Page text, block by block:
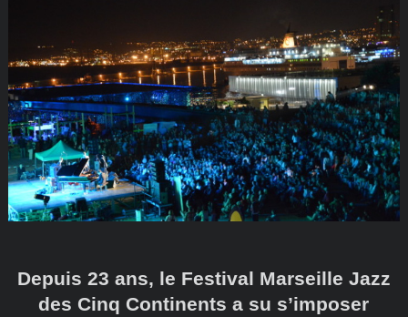
Depuis 23 ans, le Festival Marseille Jazz
des Cinq Continents a su s’imposer